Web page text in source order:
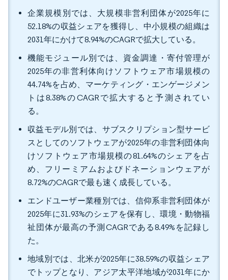
企業規模別では、大規模非営利団体が2025年に
52.18%の収益シェアを獲得し、中小規模の組織は
2031年にかけて8.94%のCAGRで拡大している。
機能モジュール別では、資金調達・寄付管理が
2025年の非営利体向けソフトウェア市場規模の
44.74%を占め、マーケティング・エンゲージメン
トは8.38%のCAGRで拡大すると予測されてい
る。
収益モデル別では、サブスクリプション型サービ
スとしてのソフトウェアが2025年の非営利団体向
けソフトウェア市場規模の81.64%のシェアを占
め、フリーミアムおよびドネーションウェアが
8.72%のCAGRで最も速く成長している。
エンドユーザー業種別では、信仰系非営利団体が
2025年に31.93%のシェアを保有し、環境・動物福
祉団体が最高の予測CAGRである8.49%を記録し
た。
地域別では、北米が2025年に38.59%の収益シェア
でトップとなり、アジア太平洋地域が2031年にか